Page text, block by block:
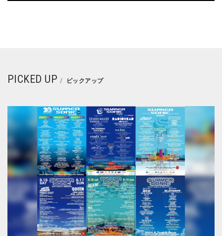
PICKED UP ピックアップ